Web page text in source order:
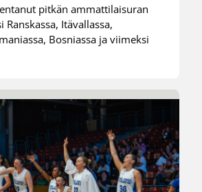
pitkän ammattilaisuran
Ranskassa, Itävallassa,
Bosniassa ja viimeksi